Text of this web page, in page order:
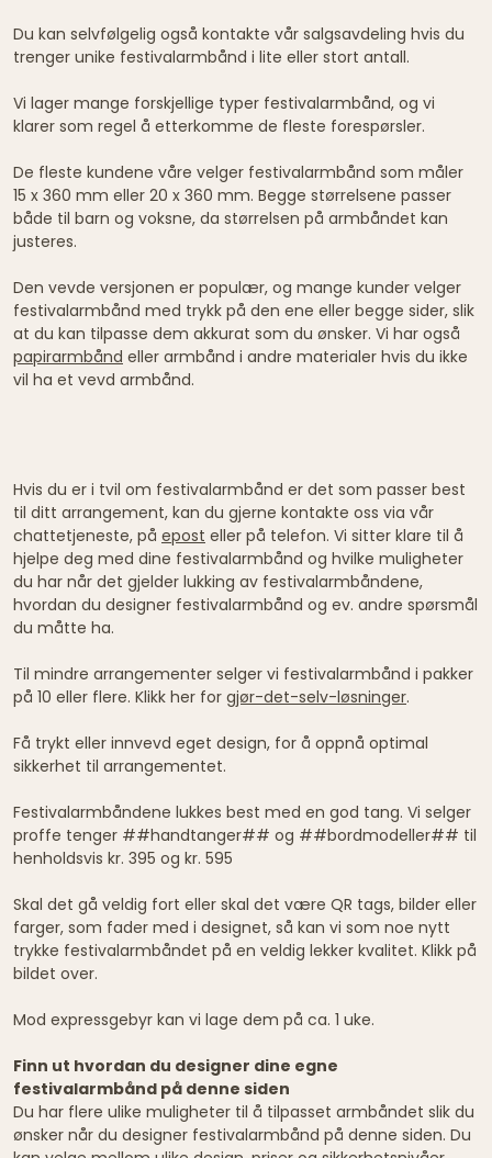
Du kan selvfølgelig også kontakte vår salgsavdeling hvis du
trenger unike festivalarmbånd i lite eller stort antall.
Vi lager mange forskjellige typer festivalarmbånd, og vi
klarer som regel å etterkomme de fleste forespørsler.
De fleste kundene våre velger festivalarmbånd som måler
15 x 360 mm eller 20 x 360 mm. Begge størrelsene passer
både til barn og voksne, da størrelsen på armbåndet kan
justeres.
Den vevde versjonen er populær, og mange kunder velger
festivalarmbånd med trykk på den ene eller begge sider, slik
at du kan tilpasse dem akkurat som du ønsker. Vi har også
papirarmbånd eller armbånd i andre materialer hvis du ikke
vil ha et vevd armbånd.
Hvis du er i tvil om festivalarmbånd er det som passer best
til ditt arrangement, kan du gjerne kontakte oss via vår
chattetjeneste, på epost eller på telefon. Vi sitter klare til å
hjelpe deg med dine festivalarmbånd og hvilke muligheter
du har når det gjelder lukking av festivalarmbåndene,
hvordan du designer festivalarmbånd og ev. andre spørsmål
du måtte ha.
Til mindre arrangementer selger vi festivalarmbånd i pakker
på 10 eller flere. Klikk her for gjør-det-selv-løsninger.
Få trykt eller innvevd eget design, for å oppnå optimal
sikkerhet til arrangementet.
Festivalarmbåndene lukkes best med en god tang. Vi selger
proffe tenger ##handtanger## og ##bordmodeller## til
henholdsvis kr. 395 og kr. 595
Skal det gå veldig fort eller skal det være QR tags, bilder eller
farger, som fader med i designet, så kan vi som noe nytt
trykke festivalarmbåndet på en veldig lekker kvalitet. Klikk på
bildet over.
Mod expressgebyr kan vi lage dem på ca. 1 uke.
Finn ut hvordan du designer dine egne
festivalarmbånd på denne siden
Du har flere ulike muligheter til å tilpasset armbåndet slik du
ønsker når du designer festivalarmbånd på denne siden. Du